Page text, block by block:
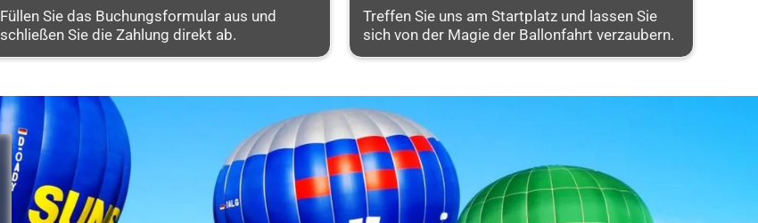
Füllen Sie das Buchungsformular aus und
schließen Sie die Zahlung direkt ab.
Treffen Sie uns am Startplatz und lassen Sie
sich von der Magie der Ballonfahrt verzaubern.
Sicherheit bei Ihrer
Ballonfahrt – Gut